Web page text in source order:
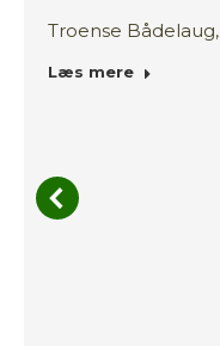
Troense Bådelaug,
Læs mere